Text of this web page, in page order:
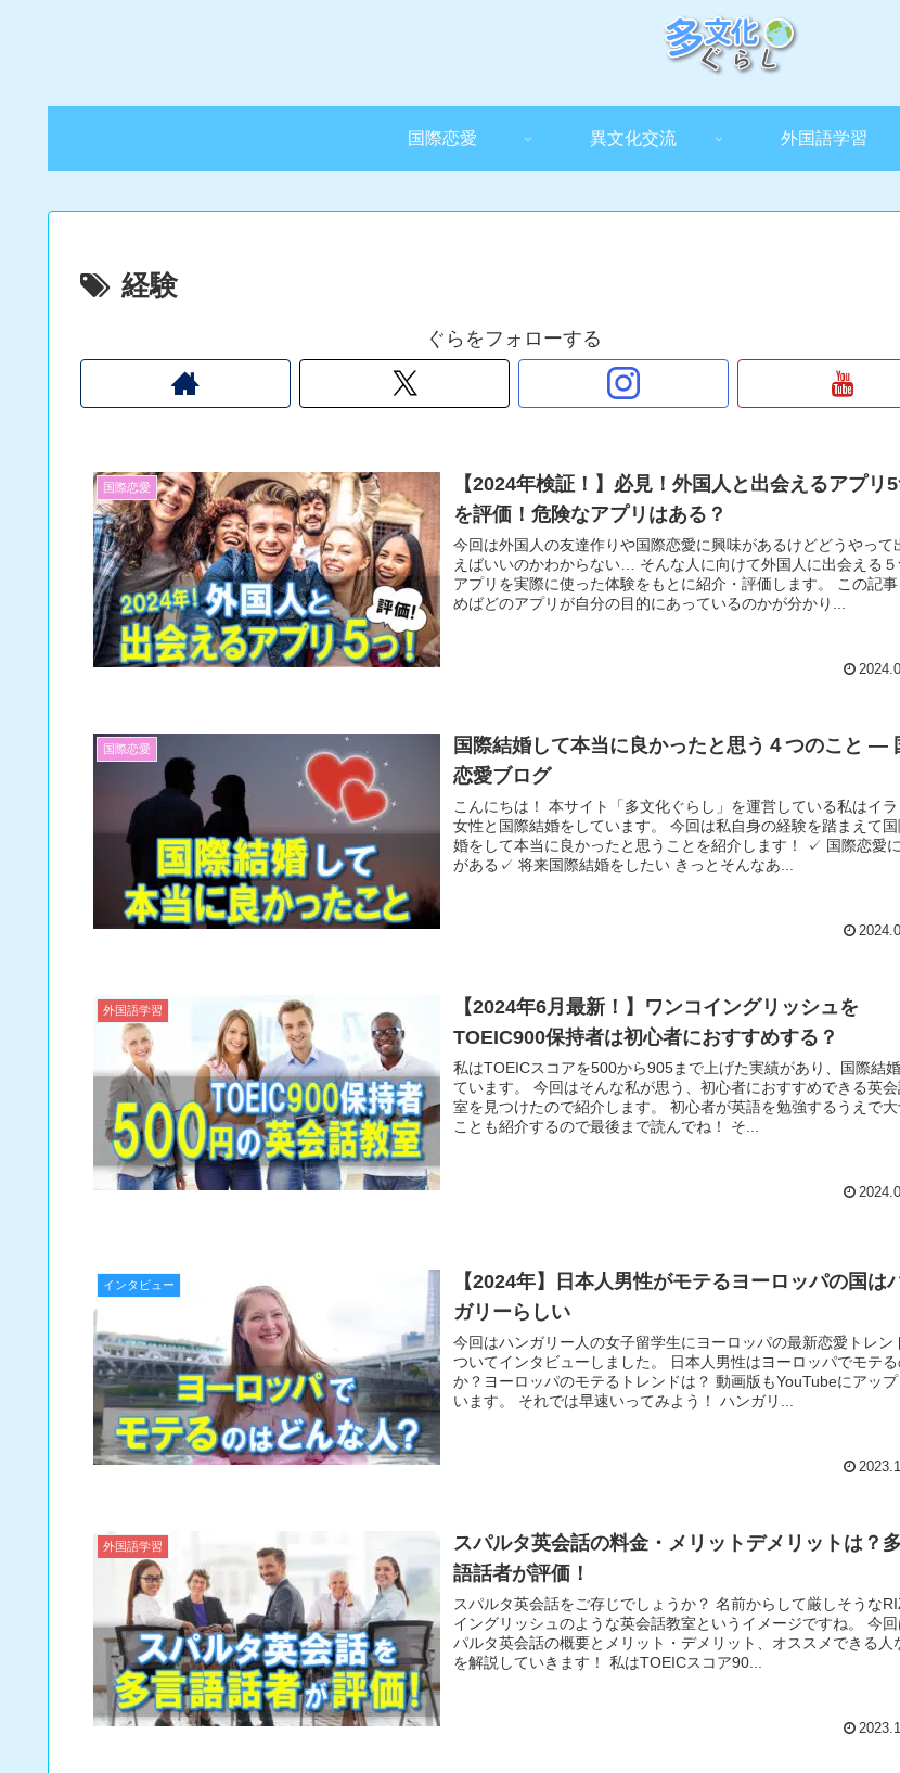
国際恋愛 異文化交流 外国語学習
経験
ぐらをフォローする
国際恋愛
【2024年検証！】必見！外国人と出会えるアプリ
を評価！危険なアプリはある？
今回は外国人の友達作りや国際恋愛に興味があるけどどうやって
えばいいのかわからない… そんな人に向けて外国人に出会える
アプリを実際に使った体験をもとに紹介・評価します。 この記
めばどのアプリが自分の目的にあっているのかが分かり...
国際恋愛
国際結婚して本当に良かったと思う４つのこと ―
恋愛ブログ
こんにちは！ 本サイト「多文化ぐらし」を運営している私はイラ
女性と国際結婚をしています。 今回は私自身の経験を踏まえて
婚をして本当に良かったと思うことを紹介します！ ✓ 国際恋愛
がある✓ 将来国際結婚をしたい きっとそんなあ...
外国語学習
【2024年6月最新！】ワンコイングリッシュを
TOEIC900保持者は初心者におすすめする？
私はTOEICスコアを500から905まで上げた実績があり、国際結
ています。 今回はそんな私が思う、初心者におすすめできる英
室を見つけたので紹介します。 初心者が英語を勉強するうえで大
ことも紹介するので最後まで読んでね！ そ...
インタビュー
【2024年】日本人男性がモテるヨーロッパの国は
ガリーらしい
今回はハンガリー人の女子留学生にヨーロッパの最新恋愛トレン
ついてインタビューしました。 日本人男性はヨーロッパでモテ
か？ヨーロッパのモテるトレンドは？ 動画版もYouTubeにアッ
います。 それでは早速いってみよう！ ハンガリ...
外国語学習
スパルタ英会話の料金・メリットデメリットは？
語話者が評価！
スパルタ英会話をご存じでしょうか？ 名前からして厳しそうな
イングリッシュのような英会話教室というイメージですね。 今回
パルタ英会話の概要とメリット・デメリット、オススメできる人
を解説していきます！ 私はTOEICスコア90...